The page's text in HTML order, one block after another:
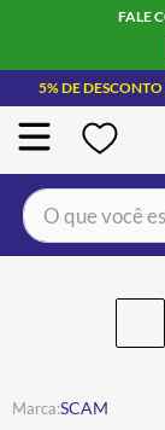
FALE
5% DE DESCONTO
O que você está
SCAM
BOTA